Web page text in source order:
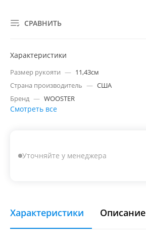
СРАВНИТЬ
Характеристики
Размер рукояти — 11,43см
Страна производитель — США
Бренд — WOOSTER
Смотреть все
Уточняйте у менеджера
Характеристики Описание